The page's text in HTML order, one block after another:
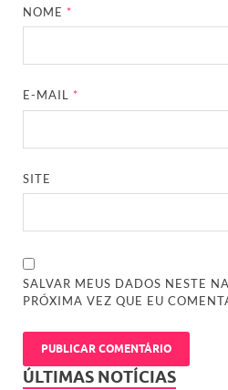
NOME*
E-MAIL*
SITE
SALVAR MEUS DADOS NESTE
PRÓXIMA VEZ QUE EU
ÚLTIMAS NOTÍCIAS